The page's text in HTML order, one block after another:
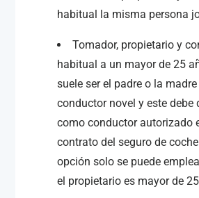
habitual la misma persona
Tomador, propietario y
habitual a un mayor de 25
suele ser el padre o la madre
conductor novel y este debe
como conductor autorizado
contrato del seguro de
opción solo se puede
el propietario es mayor de